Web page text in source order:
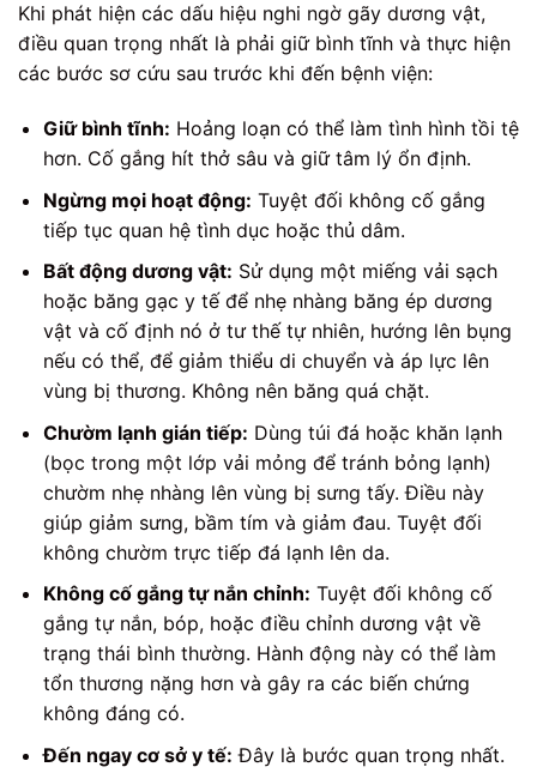
Khi phát hiện các dấu hiệu nghi ngờ gãy dương vật,
điều quan trọng nhất là phải giữ bình tĩnh và thực hiện
các bước sơ cứu sau trước khi đến bệnh viện:
Giữ bình tĩnh: Hoảng loạn có thể làm tình hình tồi tệ
hơn. Cố gắng hít thở sâu và giữ tâm lý ổn định.
Ngừng mọi hoạt động: Tuyệt đối không cố gắng
tiếp tục quan hệ tình dục hoặc thủ dâm.
Bất động dương vật: Sử dụng một miếng vải sạch
hoặc băng gạc y tế để nhẹ nhàng băng ép dương
vật và cố định nó ở tư thế tự nhiên, hướng lên bụng
nếu có thể, để giảm thiểu di chuyển và áp lực lên
vùng bị thương. Không nên băng quá chặt.
Chườm lạnh gián tiếp: Dùng túi đá hoặc khăn lạnh
(bọc trong một lớp vải mỏng để tránh bỏng lạnh)
chườm nhẹ nhàng lên vùng bị sưng tấy. Điều này
giúp giảm sưng, bầm tím và giảm đau. Tuyệt đối
không chườm trực tiếp đá lạnh lên da.
Không cố gắng tự nắn chỉnh: Tuyệt đối không cố
gắng tự nắn, bóp, hoặc điều chỉnh dương vật về
trạng thái bình thường. Hành động này có thể làm
tổn thương nặng hơn và gây ra các biến chứng
không đáng có.
Đến ngay cơ sở y tế: Đây là bước quan trọng nhất.